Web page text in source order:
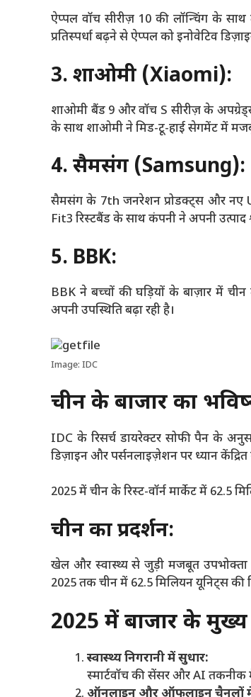
ऐप्पल वॉच सीरीज़ 10 की लॉन्चिंग के साथ
प्रतिस्पर्धा बढ़ने से ऐप्पल को इनोवेटिव
3. शाओमी (Xiaomi):
शाओमी बैंड 9 और वॉच S सीरीज़ के अपग्रेड्स
के साथ शाओमी ने मिड-टू-हाई सेगमेंट में
4. सैमसंग (Samsung):
सैमसंग के 7th जनरेशन प्रोडक्ट्स और नए
Fit3 रिस्टबैंड के साथ कंपनी ने अपनी उत्पाद
5. BBK:
BBK ने बच्चों की घड़ियों के बाज़ार में चीन
अपनी उपस्थिति बढ़ा रही है।
Image: IDC
चीन के बाजार का
IDC के रिसर्च डायरेक्टर सोफी पैन के
डिज़ाइन और पर्सनलाइज़ेशन पर ध्यान
2025 में चीन के रिस्ट-वॉर्न मार्केट में 62.5
चीन का प्रदर्शन:
खेल और स्वास्थ्य से जुड़ी मजबूत उपभोक्ता
2025 तक चीन में 62.5 मिलियन यूनिट्स की
2025 में बाजार के
स्वास्थ्य निगरानी में सुधार:
स्मार्टवॉच की सेंसर और AI तकनीक